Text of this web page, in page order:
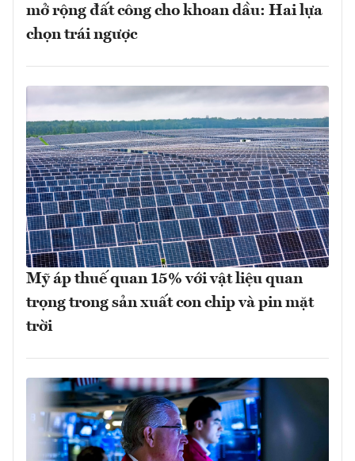
mở rộng đất công cho khoan dầu: Hai lựa
chọn trái ngược
Mỹ áp thuế quan 15% với vật liệu quan
trọng trong sản xuất con chip và pin mặt
trời